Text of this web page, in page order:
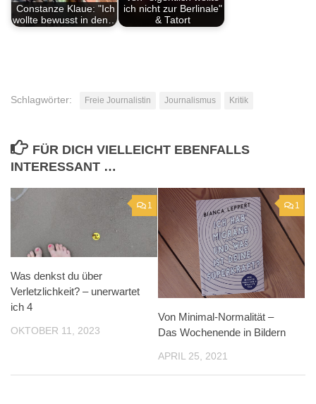
Constanze Klaue: "Ich
wollte bewusst in den…
ich nicht zur Berlinale"
& Tatort
Schlagwörter: Freie Journalistin Journalismus Kritik
FÜR DICH VIELLEICHT EBENFALLS
INTERESSANT …
1
Was denkst du über
Verletzlichkeit? – unerwartet
ich 4
OKTOBER 11, 2023
1
Von Minimal-Normalität –
Das Wochenende in Bildern
APRIL 25, 2021